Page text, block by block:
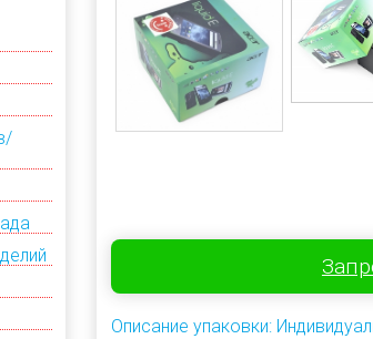
Описание упаковки: